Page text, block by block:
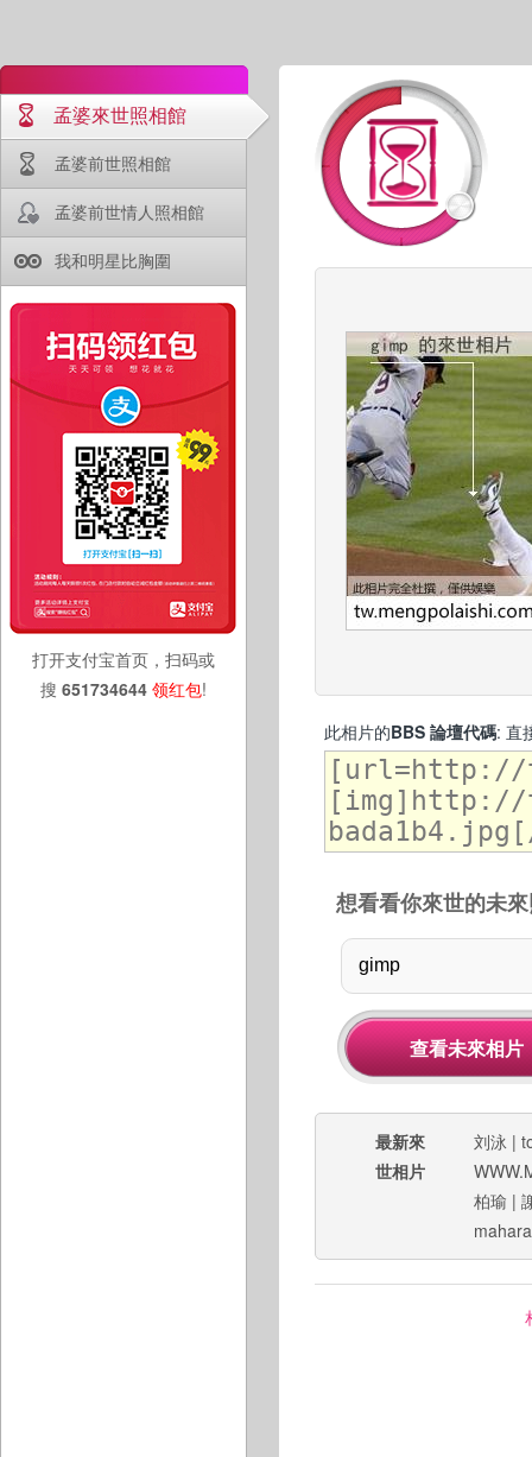
孟婆來世照相館
孟婆前世照相館
孟婆前世情人照相館
我和明星比胸圍
打开支付宝首页，扫码或
搜 651734644 领红包!
此相片的BBS 論壇代碼: 直
想看看你來世的未
最新來
世相片
刘泳 |
柏瑜 |